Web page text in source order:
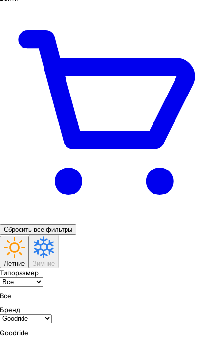
Сбросить все фильтры
Летние Зимние
Типоразмер
Все
Бренд
Goodride